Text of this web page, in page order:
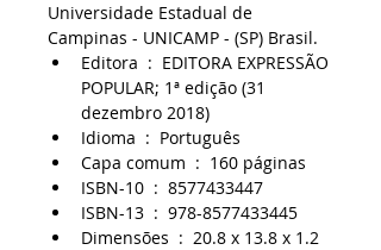
Universidade Estadual de
Campinas - UNICAMP - (SP) Brasil.
Editora ‏ : ‎ EDITORA EXPRESSÃO
POPULAR; 1ª edição (31
dezembro 2018)
Idioma ‏ : ‎ Português
Capa comum ‏ : ‎ 160 páginas
ISBN-10 ‏ : ‎ 8577433447
ISBN-13 ‏ : ‎ 978-8577433445
Dimensões ‏ : ‎ 20.8 x 13.8 x 1.2